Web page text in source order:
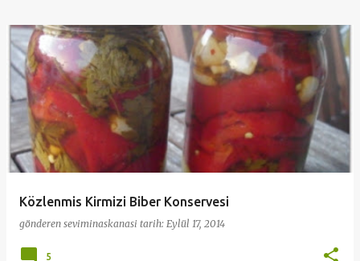
Közlenmis Kirmizi Biber Konservesi
gönderen seviminaskanasi tarih: Eylül 17, 2014
5